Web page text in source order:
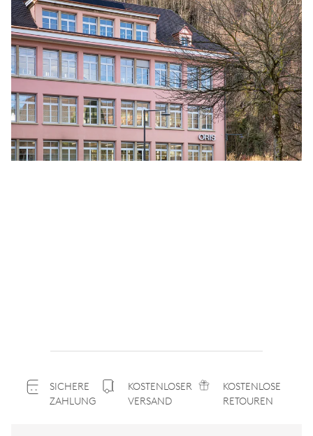
SICHERE
ZAHLUNG
KOSTENLOSER
VERSAND
KOSTENLOSE
RETOUREN